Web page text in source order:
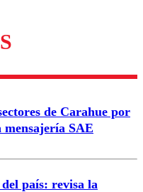
para garantizar un
de Carahue por
mensajería SAE
país: revisa la